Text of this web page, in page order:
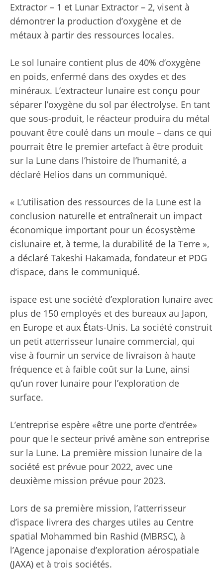
Extractor – 1 et Lunar Extractor – 2, visent à
démontrer la production d’oxygène et de
métaux à partir des ressources locales.
Le sol lunaire contient plus de 40% d’oxygène
en poids, enfermé dans des oxydes et des
minéraux. L’extracteur lunaire est conçu pour
séparer l’oxygène du sol par électrolyse. En tant
que sous-produit, le réacteur produira du métal
pouvant être coulé dans un moule – dans ce qui
pourrait être le premier artefact à être produit
sur la Lune dans l’histoire de l’humanité, a
déclaré Helios dans un communiqué.
« L’utilisation des ressources de la Lune est la
conclusion naturelle et entraînerait un impact
économique important pour un écosystème
cislunaire et, à terme, la durabilité de la Terre »,
a déclaré Takeshi Hakamada, fondateur et PDG
d’ispace, dans le communiqué.
ispace est une société d’exploration lunaire avec
plus de 150 employés et des bureaux au Japon,
en Europe et aux États-Unis. La société construit
un petit atterrisseur lunaire commercial, qui
vise à fournir un service de livraison à haute
fréquence et à faible coût sur la Lune, ainsi
qu’un rover lunaire pour l’exploration de
surface.
L’entreprise espère «être une porte d’entrée»
pour que le secteur privé amène son entreprise
sur la Lune. La première mission lunaire de la
société est prévue pour 2022, avec une
deuxième mission prévue pour 2023.
Lors de sa première mission, l’atterrisseur
d’ispace livrera des charges utiles au Centre
spatial Mohammed bin Rashid (MBRSC), à
l’Agence japonaise d’exploration aérospatiale
(JAXA) et à trois sociétés.